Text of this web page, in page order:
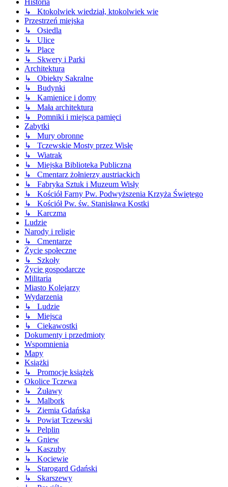
Historia
↳ Ktokolwiek wiedział, ktokolwiek wie
Przestrzeń miejska
↳ Osiedla
↳ Ulice
↳ Place
↳ Skwery i Parki
Architektura
↳ Obiekty Sakralne
↳ Budynki
↳ Kamienice i domy
↳ Mała architektura
↳ Pomniki i miejsca pamięci
Zabytki
↳ Mury obronne
↳ Tczewskie Mosty przez Wisłę
↳ Wiatrak
↳ Miejska Biblioteka Publiczna
↳ Cmentarz żołnierzy austriackich
↳ Fabryka Sztuk i Muzeum Wisły
↳ Kościół Farny Pw. Podwyższenia Krzyża Świętego
↳ Kościół Pw. św. Stanisława Kostki
↳ Karczma
Ludzie
Narody i religie
↳ Cmentarze
Życie społeczne
↳ Szkoły
Życie gospodarcze
Militaria
Miasto Kolejarzy
Wydarzenia
↳ Ludzie
↳ Miejsca
↳ Ciekawostki
Dokumenty i przedmioty
Wspomnienia
Mapy
Książki
↳ Promocje książek
Okolice Tczewa
↳ Żuławy
↳ Malbork
↳ Ziemia Gdańska
↳ Powiat Tczewski
↳ Pelplin
↳ Gniew
↳ Kaszuby
↳ Kociewie
↳ Starogard Gdański
↳ Skarszewy